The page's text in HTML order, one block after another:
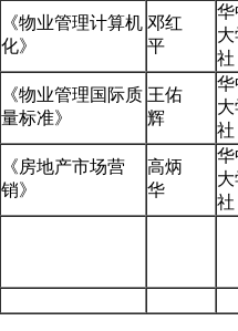
《物业管理计算机
化》
邓红
平
华
《物业管理国际质
量标准》
王佑
辉
华
《房地产市场营
销》
高炳
华
华